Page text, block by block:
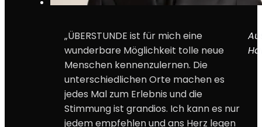
„ÜBERSTUNDE ist für mich eine
wunderbare Möglichkeit tolle neue
Menschen kennenzulernen. Die
unterschiedlichen Orte machen es
jedes Mal zum Erlebnis und die
Stimmung ist grandios. Ich kann es nur
jedem empfehlen und ans Herz legen